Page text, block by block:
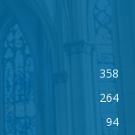
358
264
94